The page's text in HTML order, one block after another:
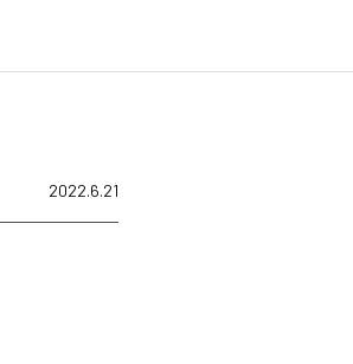
2022.6.21